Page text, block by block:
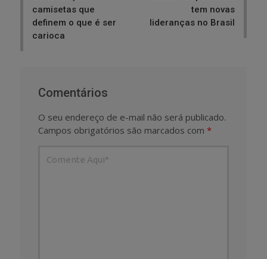
camisetas que
definem o que é ser
carioca
tem novas
lideranças no Brasil
Comentários
O seu endereço de e-mail não será publicado.
Campos obrigatórios são marcados com *